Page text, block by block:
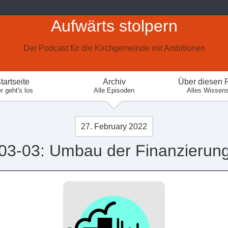
Aufwärts stolpern
Der Podcast für die Kirchgemeinde mit Ambitionen
geht's los
Archiv
Alle Episoden
Über diesen
Alles
27. February 2022
03: Umbau der